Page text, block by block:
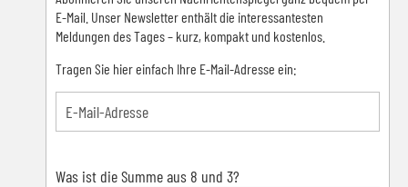
E-Mail. Unser Newsletter enthält die interessantesten
Meldungen des Tages – kurz, kompakt und kostenlos.
Tragen Sie hier einfach Ihre E-Mail-Adresse ein:
Was ist die Summe aus 8 und 3?